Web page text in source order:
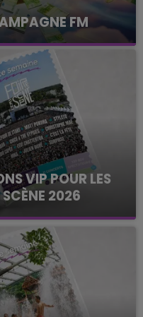
FM
à 8H10
VIP POUR LES
SCÈNE 2026